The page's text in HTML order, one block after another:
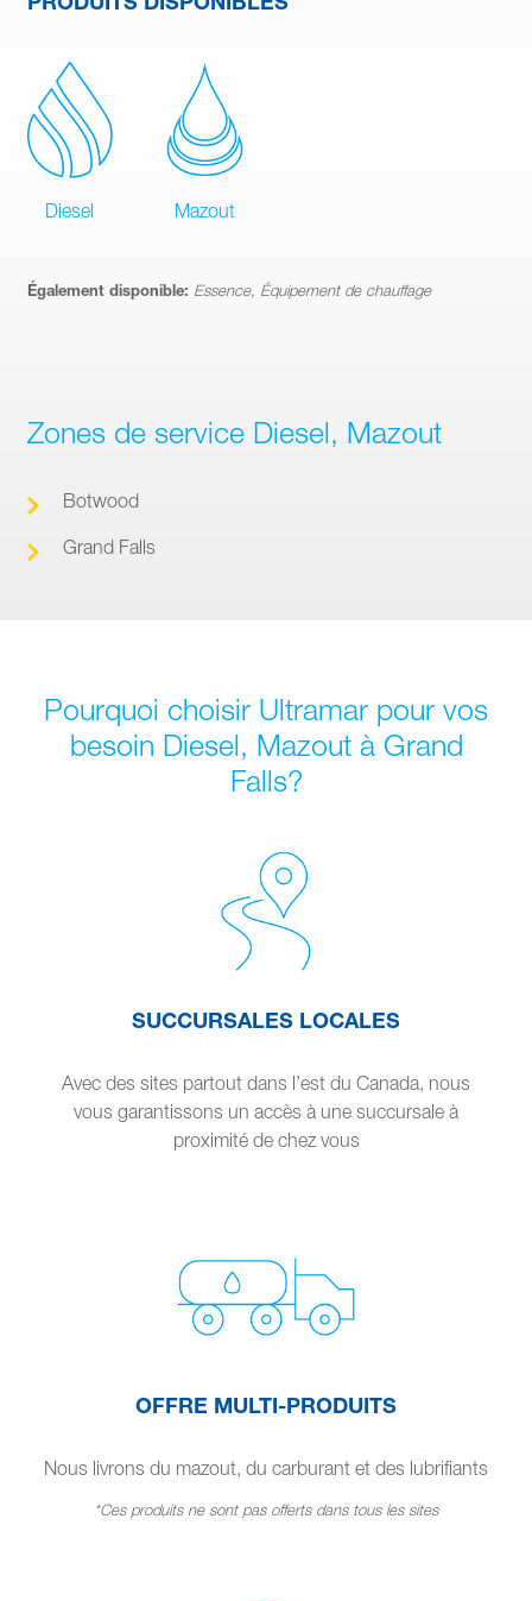
Diesel Mazout
Également disponible: Essence, Équipement de chauffage
Zones de service Diesel, Mazout
Botwood
Grand Falls
Pourquoi choisir Ultramar pour vos
besoin Diesel, Mazout à Grand
Falls?
SUCCURSALES LOCALES
Avec des sites partout dans l’est du Canada, nous
vous garantissons un accès à une succursale à
proximité de chez vous
OFFRE MULTI-PRODUITS
Nous livrons du mazout, du carburant et des lubrifiants
*Ces produits ne sont pas offerts dans tous les sites